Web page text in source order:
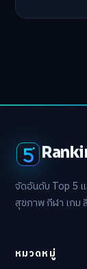
จัดอันดับ Top 5 แ
สุขภาพ กีฬา เกม
หมวดหมู่